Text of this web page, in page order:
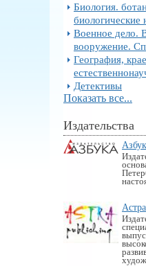
Биология.
биологические
Военное дело.
вооружение.
География,
Детективы
Показать все...
Издательства